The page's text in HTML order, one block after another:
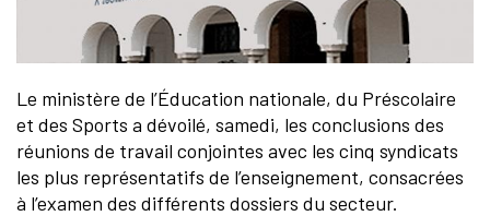
Le ministère de l’Éducation nationale, du Préscolaire
et des Sports a dévoilé, samedi, les conclusions des
réunions de travail conjointes avec les cinq syndicats
les plus représentatifs de l’enseignement, consacrées
à l’examen des différents dossiers du secteur.